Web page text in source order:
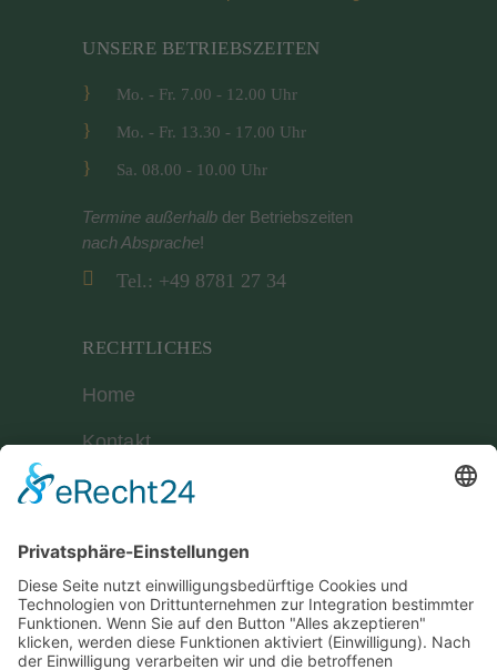
UNSERE BETRIEBSZEITEN
Mo. - Fr. 7.00 - 12.00 Uhr
Mo. - Fr. 13.30 - 17.00 Uhr
Sa. 08.00 - 10.00 Uhr
Termine außerhalb der Betriebszeiten
nach Absprache!
Tel.: +49 8781 27 34
RECHTLICHES
Home
Kontakt
Geschäftsbedingungen
Datenschutzerklärung
Cookie-Einstellungen